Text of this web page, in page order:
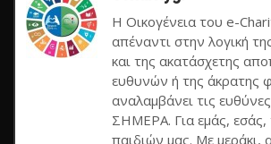
Η Οικογένεια του e-
απέναντι στην λογική
και της ακατάσχετης
ευθυνών ή της άκρατης
αναλαμβάνει τις
ΣΗΜΕΡΑ. Για εμάς,
παιδιών μας. Με μεράκι,